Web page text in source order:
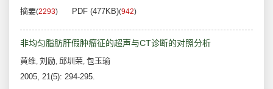
摘要(2293) PDF (477KB)(942)
非均匀脂肪肝假肿瘤征的超声与CT诊断的对照分析
黄维, 刘励, 邱圳荣, 包玉瑜
2005, 21(5): 294-295.